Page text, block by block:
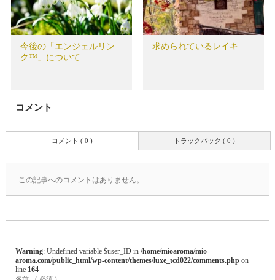
今後の「エンジェルリン
ク™」について…
求められているレイキ
コメント
トラックバック ( 0 )
コメント ( 0 )
この記事へのコメントはありません。
Warning : Undefined variable $user_ID in /home/mioaroma/mio-
aroma.com/public_html/wp-content/themes/luxe_tcd022/comments.phpon
line 164